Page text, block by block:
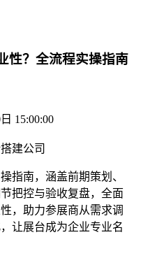
性？全流程实操指南
15:00:00
建公司
指南，涵盖前期策划、
把控与验收复盘，全面
，助力参展商从需求调
让展台成为企业专业名